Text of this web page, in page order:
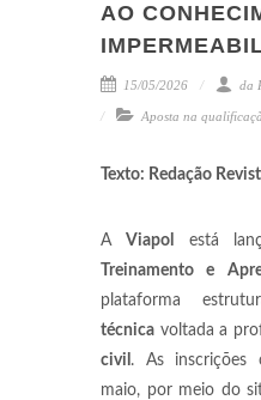
AO
15/05/2026 da
Aposta na
Texto: Redação
AViapol está
Treinamento e
plataforma
técnica voltada a
civil . As inscrições
maio, por meio do